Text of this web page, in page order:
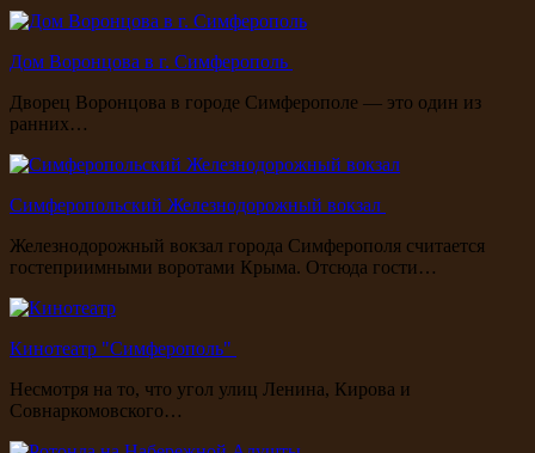
Дом Воронцова в г. Симферополь
Дворец Воронцова в городе Симферополе — это один из
ранних…
Симферопольский Железнодорожный вокзал
Железнодорожный вокзал города Симферополя считается
гостеприимными воротами Крыма. Отсюда гости…
Кинотеатр "Симферополь"
Несмотря на то, что угол улиц Ленина, Кирова и
Совнаркомовского…